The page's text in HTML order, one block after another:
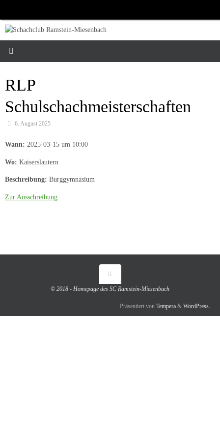
springen
RLP
Schulschachmeisterschaften
6. August 2025
Wann: 2025-03-15 um 10:00
Wo: Kaiserslautern
Beschreibung: Burggymnasium
Zur Ausschreibung
© 2018 - Homepage des SC Ramstein-Miesenbach
Präsentiert von Tempera & WordPress.